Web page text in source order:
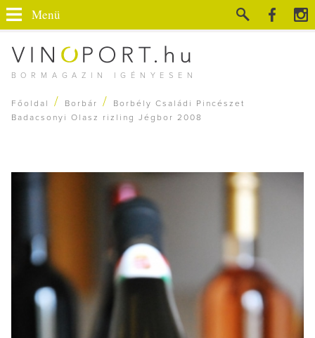
BORMAGAZIN IGÉNYESEN
Menü
Főoldal / Borbár /
Borbély Családi Pincészet
Badacsonyi Olasz rizling Jégbor 2008